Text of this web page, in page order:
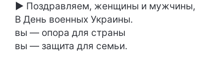
► Поздравляем, женщины и мужчины,
В День военных Украины.
вы — опора для страны
вы — защита для семьи.